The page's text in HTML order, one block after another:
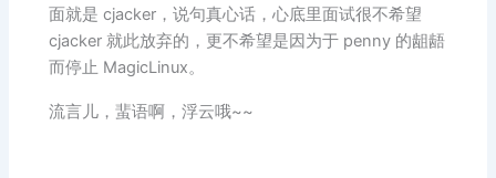
面就是 cjacker，说句真心话，心底里面试很不希望
cjacker 就此放弃的，更不希望是因为于 penny 的龃龉
而停止 MagicLinux。
流言儿，蜚语啊，浮云哦~~